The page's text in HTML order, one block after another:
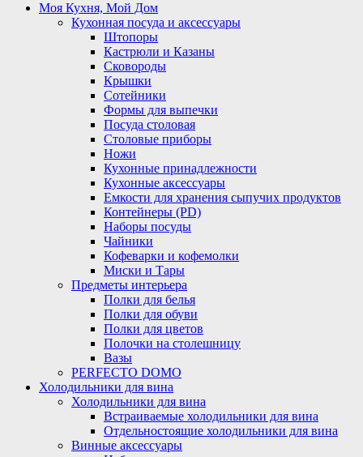
Моя Кухня, Мой Дом
Кухонная посуда и аксессуары
Штопоры
Кастрюли и Казаны
Сковороды
Крышки
Сотейники
Формы для выпечки
Посуда столовая
Столовые приборы
Ножи
Кухонные принадлежности
Кухонные аксессуары
Емкости для хранения сыпучих продуктов
Контейнеры (PD)
Наборы посуды
Чайники
Кофеварки и кофемолки
Миски и Тары
Предметы интерьера
Полки для белья
Полки для обуви
Полки для цветов
Полочки на столешницу
Вазы
PERFECTO DOMO
Холодильники для вина
Холодильники для вина
Встраиваемые холодильники для вина
Отдельностоящие холодильники для вина
Винные аксессуары